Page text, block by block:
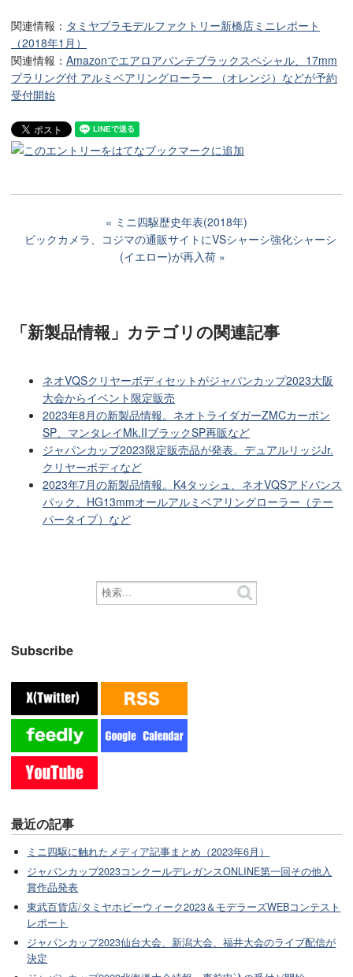
関連情報： タミヤプラモデルファクトリー新橋店ミニレポート
（2018年1月）
関連情報： Amazonでエアロアバンテブラックスペシャル、17mm
プラリング付 アルミベアリングローラー （オレンジ）などが予約
受付開始
ミニ四駆歴史年表(2018年)
ビックカメラ、コジマの通販サイトにVSシャーシ強化シャーシ
(イエロー)が再入荷
「新製品情報」カテゴリの関連記事
ネオVQSクリヤーボディセットがジャパンカップ2023大阪
大会からイベント限定販売
2023年8月の新製品情報。ネオトライダガーZMCカーボン
SP、マンタレイMk.IIブラックSP再販など
ジャパンカップ2023限定販売品が発表。デュアルリッジJr.
クリヤーボディなど
2023年7月の新製品情報。K4タッシュ、ネオVQSアドバンス
パック、HG13mmオールアルミベアリングローラー（テー
パータイプ）など
Subscribe
最近の記事
ミニ四駆に触れたメディア記事まとめ（2023年6月）
ジャパンカップ2023コンクールデレガンスONLINE第一回その他入
賞作品発表
東武百貨店/タミヤホビーウィーク2023＆モデラーズWEBコンテスト
レポート
ジャパンカップ2023仙台大会、新潟大会、福井大会のライブ配信が
決定